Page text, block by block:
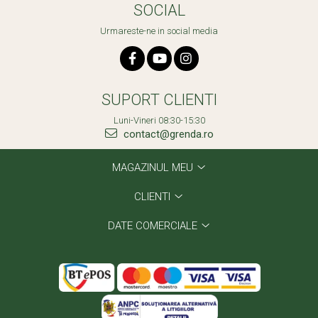
SOCIAL
Urmareste-ne in social media
SUPORT CLIENTI
Luni-Vineri 08:30-15:30
contact@grenda.ro
MAGAZINUL MEU
CLIENTI
DATE COMERCIALE